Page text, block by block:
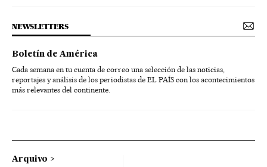
NEWSLETTERS
Boletín de América
Cada semana en tu cuenta de correo una selección de las noticias,
reportajes y análisis de los periodistas de EL PAÍS con los acontecimientos
más relevantes del continente.
Arquivo